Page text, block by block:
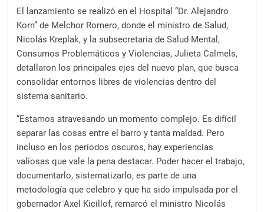
El lanzamiento se realizó en el Hospital “Dr. Alejandro
Korn” de Melchor Romero, donde el ministro de Salud,
Nicolás Kreplak, y la subsecretaria de Salud Mental,
Consumos Problemáticos y Violencias, Julieta Calmels,
detallaron los principales ejes del nuevo plan, que busca
consolidar entornos libres de violencias dentro del
sistema sanitario.
“Estamos atravesando un momento complejo. Es difícil
separar las cosas entre el barro y tanta maldad. Pero
incluso en los períodos oscuros, hay experiencias
valiosas que vale la pena destacar. Poder hacer el trabajo,
documentarlo, sistematizarlo, es parte de una
metodología que celebro y que ha sido impulsada por el
gobernador Axel Kicillof, remarcó el ministro Nicolás